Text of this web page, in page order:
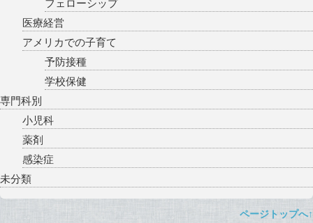
フェローシップ
医療経営
アメリカでの子育て
予防接種
学校保健
専門科別
小児科
薬剤
感染症
未分類
ページトップへ↑